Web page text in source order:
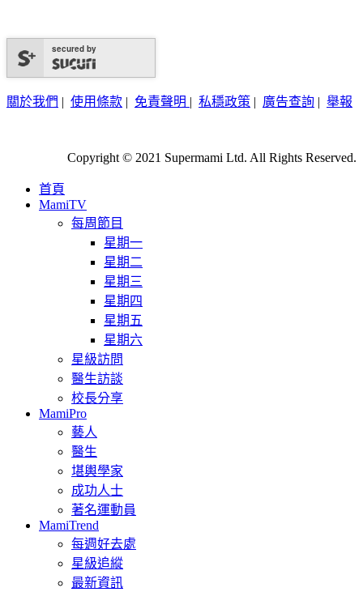
secured by
關於我們 | 使用條款 | 免責聲明 | 私穩政策 | 廣告查詢 | 舉報
Copyright © 2021 Supermami Ltd. All Rights Reserved.
首頁
MamiTV
每周節目
星期一
星期二
星期三
星期四
星期五
星期六
星級訪問
醫生訪談
校長分享
MamiPro
藝人
醫生
堪輿學家
成功人士
著名運動員
MamiTrend
每週好去處
星級追縱
最新資訊